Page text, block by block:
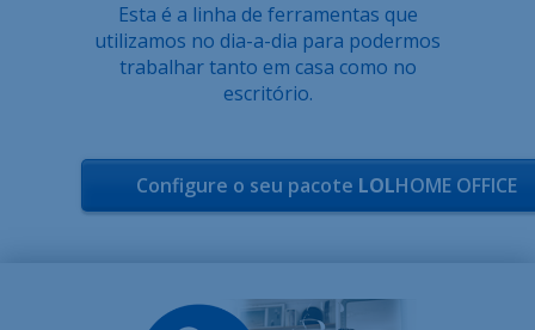
Esta é a linha de ferramentas que
utilizamos no dia-a-dia para podermos
trabalhar tanto em casa como no
escritório.
Configure o seu pacote LOLHOME OFFICE